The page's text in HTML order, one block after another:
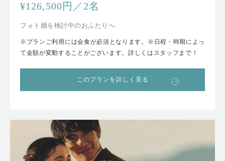
¥126,500円／2名
フォト婚を検討中のおふたりへ
※プランご利用には会食が必須となります。※日程・時期によっ
て金額が変動することがございます。詳しくはスタッフまで！
このプランを詳しく見る